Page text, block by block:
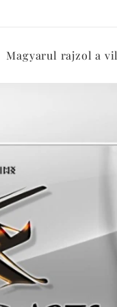
Magyarul rajzol a